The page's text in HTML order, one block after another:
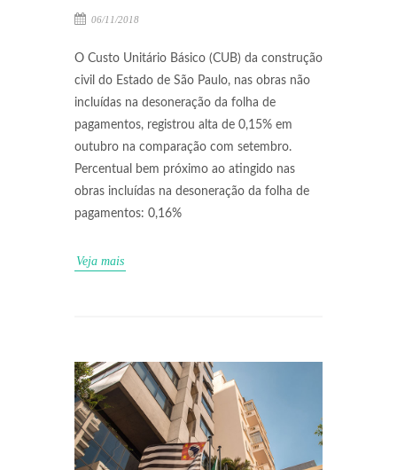
06/11/2018
O Custo Unitário Básico (CUB) da construção
civil do Estado de São Paulo, nas obras não
incluídas na desoneração da folha de
pagamentos, registrou alta de 0,15% em
outubro na comparação com setembro.
Percentual bem próximo ao atingido nas
obras incluídas na desoneração da folha de
pagamentos: 0,16%
Veja mais